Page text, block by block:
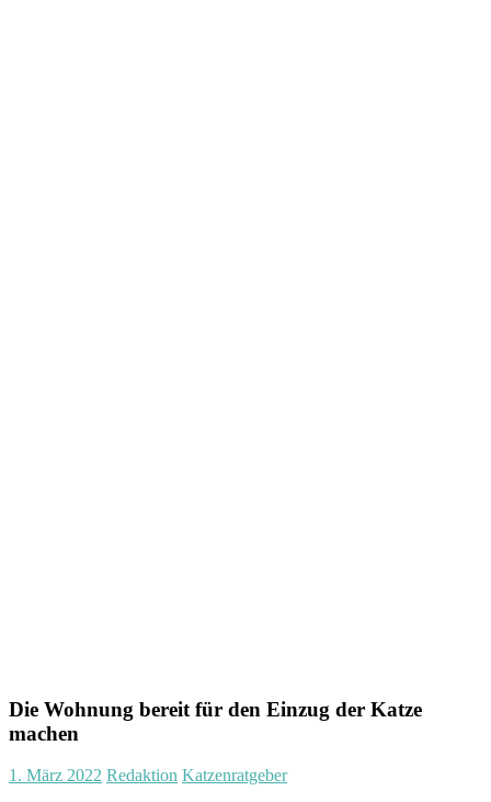
Die Wohnung bereit für den Einzug der Katze
machen
1. März 2022 Redaktion Katzenratgeber